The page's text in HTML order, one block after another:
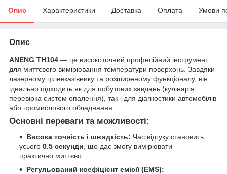
Опис Характеристики Доставка Оплата Умови
Опис
ANENG TH104 — це високоточний професійний інструмент
для миттєвого вимірювання температури поверхонь. Завдяки
лазерному цілевказівнику та розширеному функціоналу, він
ідеально підходить як для побутових завдань (кулінарія,
перевірка систем опалення), так і для діагностики автомобілів
або промислового обладнання.
Основні переваги та можливості:
Висока точність і швидкість: Час відгуку становить
усього 0.5 секунди , що дає змогу вимірювати
практично миттєво.
Регульований коефіцієнт емісії (EMS):